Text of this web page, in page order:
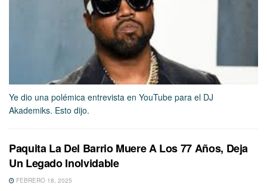
Ye dio una polémica entrevista en YouTube para el DJ
Akademiks. Esto dijo.
Paquita La Del Barrio Muere A Los 77 Años, Deja
Un Legado Inolvidable
FEBRERO 18, 2025